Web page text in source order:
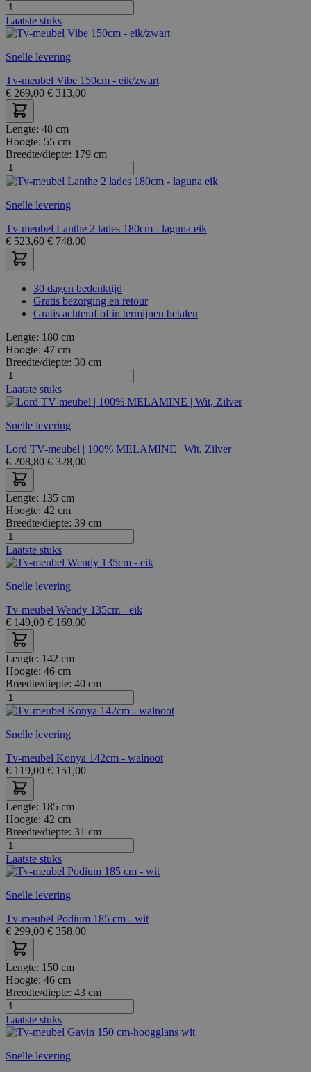
Laatste stuks
Snelle levering
Tv-meubel Vibe 150cm - eik/zwart
€ 269,00 € 313,00
Lengte: 48 cm
Hoogte: 55 cm
Breedte/diepte: 179 cm
Snelle levering
Tv-meubel Lanthe 2 lades 180cm - laguna eik
€ 523,60 € 748,00
30 dagen bedenktijd
Gratis bezorging en retour
Gratis achteraf of in termijnen betalen
Lengte: 180 cm
Hoogte: 47 cm
Breedte/diepte: 30 cm
Laatste stuks
Snelle levering
Lord TV-meubel | 100% MELAMINE | Wit, Zilver
€ 208,80 € 328,00
Lengte: 135 cm
Hoogte: 42 cm
Breedte/diepte: 39 cm
Laatste stuks
Snelle levering
Tv-meubel Wendy 135cm - eik
€ 149,00 € 169,00
Lengte: 142 cm
Hoogte: 46 cm
Breedte/diepte: 40 cm
Snelle levering
Tv-meubel Konya 142cm - walnoot
€ 119,00 € 151,00
Lengte: 185 cm
Hoogte: 42 cm
Breedte/diepte: 31 cm
Laatste stuks
Snelle levering
Tv-meubel Podium 185 cm - wit
€ 299,00 € 358,00
Lengte: 150 cm
Hoogte: 46 cm
Breedte/diepte: 43 cm
Laatste stuks
Snelle levering